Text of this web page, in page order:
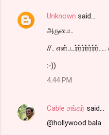
Unknown said…
அருமை..
//..
:-))
4:44 PM
Cable சங்கர் said…
@hollywood bala